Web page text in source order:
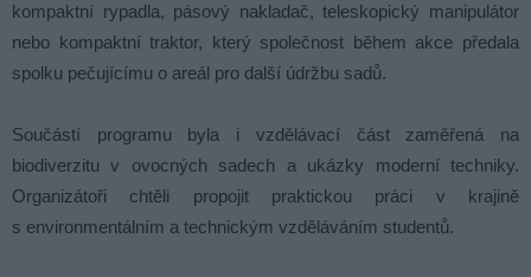
kompaktní rypadla, pásový nakladač, teleskopický manipulátor
nebo kompaktní traktor, který společnost během akce předala
spolku pečujícímu o areál pro další údržbu sadů.
Součástí programu byla i vzdělávací část zaměřená na
biodiverzitu v ovocných sadech a ukázky moderní techniky.
Organizátoři chtěli propojit praktickou práci v krajině
s environmentálním a technickým vzděláváním studentů.